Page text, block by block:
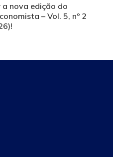
a nova edição do
– Vol. 5, nº 2